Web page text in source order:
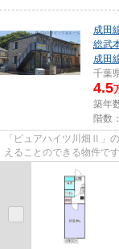
成田
総武
成田
千葉
4.5
築年
階数
「ピュアハイツ川畑Ⅱ」
えることのできる物件で